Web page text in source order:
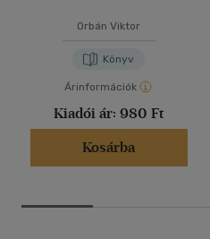
Orbán Viktor
Könyv
Árinformációk
Kiadói ár: 980 Ft
Kosárba